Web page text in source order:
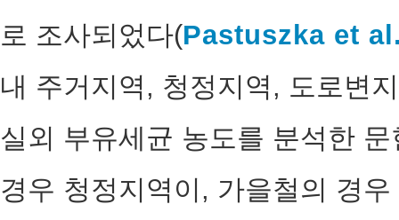
로 조사되었다(Pastuszka et
내 주거지역, 청정지역, 도로변
실외 부유세균 농도를 분석한
경우 청정지역이, 가을철의 경